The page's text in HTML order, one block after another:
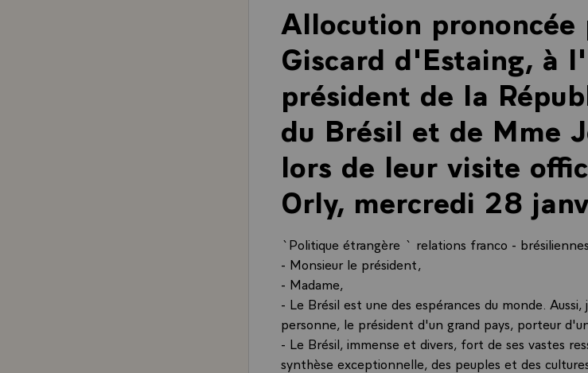
Allocution prononcée
Giscard d'Estaing, à
président de la
du Brésil et de Mme
lors de leur visite
Orly, mercredi 28
`Politique étrangère ` relations franco -
- Monsieur le président,
- Madame,
- Le Brésil est une des espérances du monde.
personne, le président d'un grand pays, porteur
- Le Brésil, immense et divers, fort de ses vastes
synthèse exceptionnelle, des peuples et des